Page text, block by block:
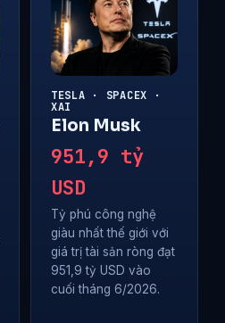
TESLA · SPACEX ·
XAI
Elon Musk
951,9 tỷ
USD
Tỷ phú công nghệ
giàu nhất thế giới với
giá trị tài sản ròng đạt
951,9 tỷ USD vào
cuối tháng 6/2026.